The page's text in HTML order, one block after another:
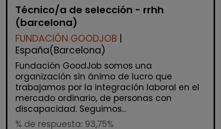
Técnico/a de selección - rrhh
(barcelona)
FUNDACIÓN GOODJOB
España(Barcelona)
Fundación GoodJob somos una
organización sin ánimo de lucro que
trabajamos por la integración laboral en el
mercado ordinario, de personas con
discapacidad. Seguimos...
% de respuesta: 93,75%